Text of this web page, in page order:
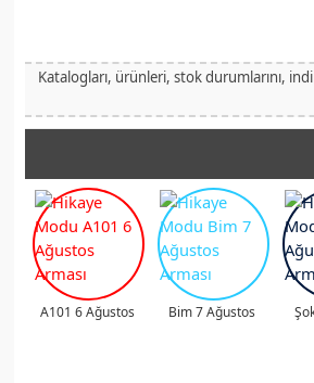
Katalogları, ürünleri, stok durumlarını,
A101 6 Ağustos Bim 7 Ağustos